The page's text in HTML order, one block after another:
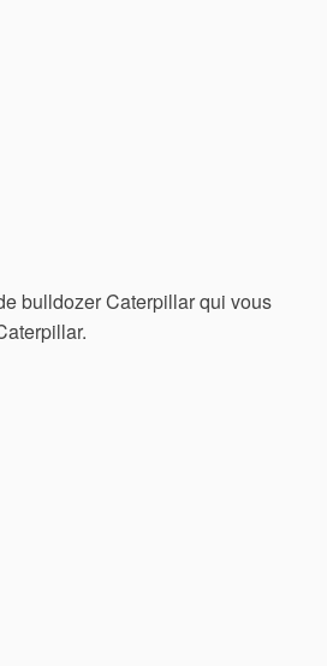
bulldozer Caterpillar qui vous